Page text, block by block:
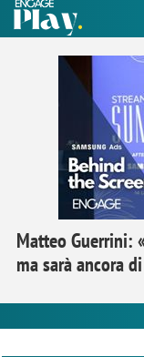
Matteo Guerrini:
ma sarà ancora